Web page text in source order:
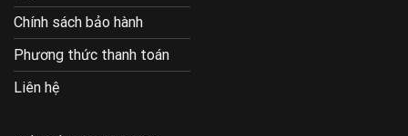
Chính sách bảo hành
Phương thức thanh toán
Liên hệ